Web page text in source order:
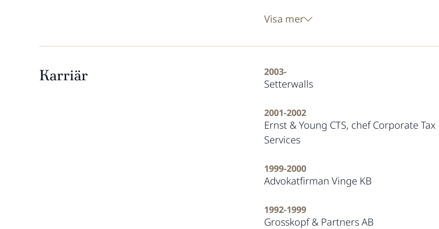
Visa mer
Karriär 2003-
Setterwalls
2001-2002
Ernst & Young CTS, chef Corporate Tax
Services
1999-2000
Advokatfirman Vinge KB
1992-1999
Grosskopf & Partners AB